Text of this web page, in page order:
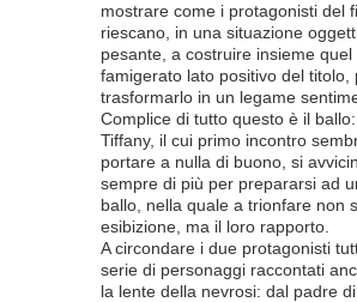
mostrare come i protagonisti del
riescano, in una situazione
pesante, a costruire insieme quel
famigerato lato positivo del titolo,
trasformarlo in un legame
Complice di tutto questo è il
Tiffany, il cui primo incontro
portare a nulla di buono, si
sempre di più per prepararsi ad
ballo, nella quale a trionfare non
esibizione, ma il loro rapporto.
A circondare i due protagonisti
serie di personaggi raccontati
la lente della nevrosi: dal padre